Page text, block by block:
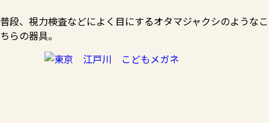
普段、視力検査などによく目にするオタマジャクシのようなこ
ちらの器具。